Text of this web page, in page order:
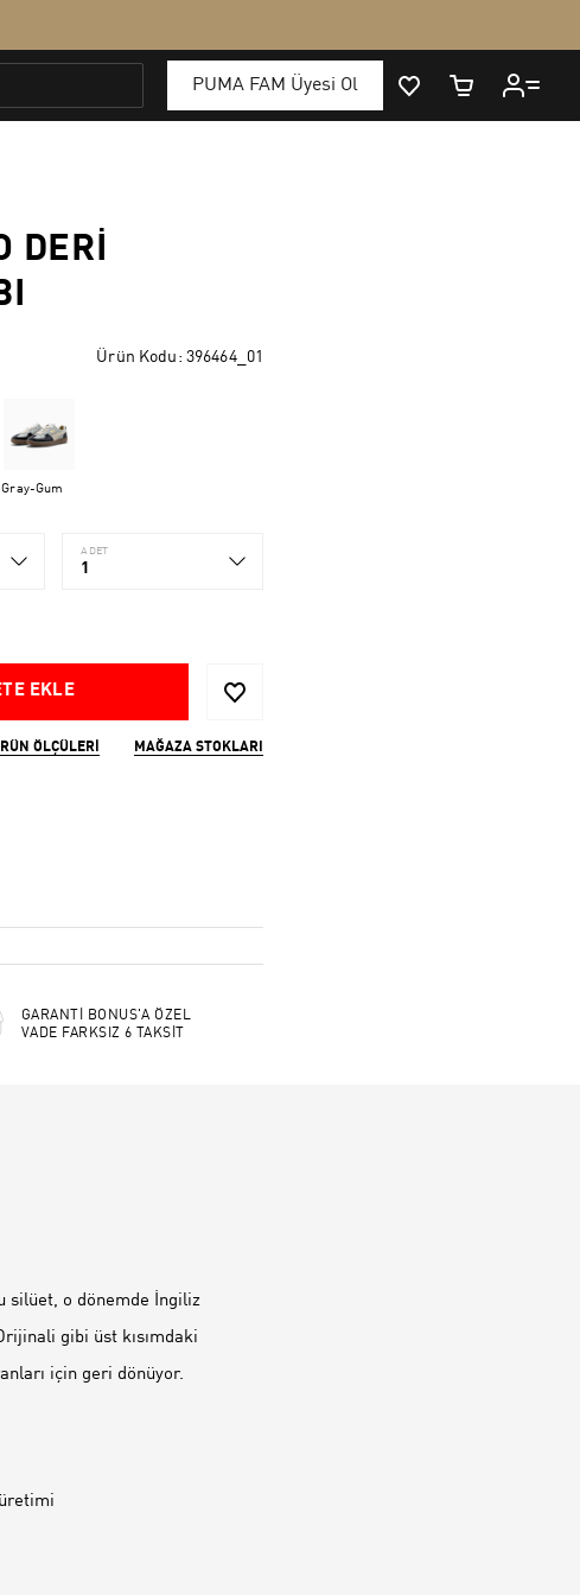
DERI
Ürün Kodu: 396464_01
Gum
ADET
1
EKLE
ÖLÇÜLERI MAĞAZA STOKLARI
GARANTİ BONUS'A ÖZEL
VADE FARKSIZ 6 TAKSİT
silüet, o dönemde İngiliz
gibi üst kısımdaki
için geri dönüyor.